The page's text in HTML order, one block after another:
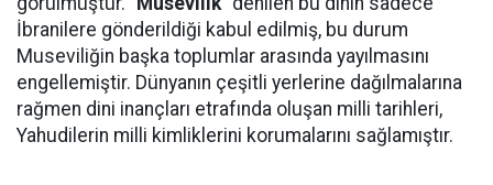
İbranilere gönderildiği kabul edilmiş, bu durum
Museviliğin başka toplumlar arasında yayılmasını
engellemiştir. Dünyanın çeşitli yerlerine dağılmalarına
rağmen dini inançları etrafında oluşan milli tarihleri,
Yahudilerin milli kimliklerini korumalarını sağlamıştır.